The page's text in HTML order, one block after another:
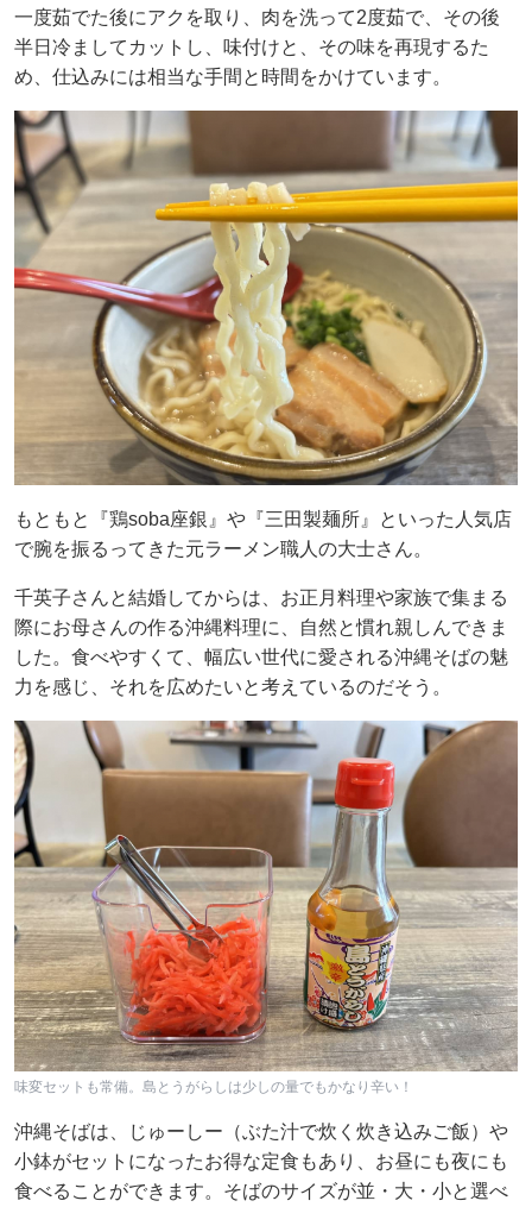
一度茹でた後にアクを取り、肉を洗って2度茹で、その後
半日冷ましてカットし、味付けと、その味を再現するた
め、仕込みには相当な手間と時間をかけています。
もともと『鶏soba座銀』や『三田製麺所』といった人気店
で腕を振るってきた元ラーメン職人の大士さん。
千英子さんと結婚してからは、お正月料理や家族で集まる
際にお母さんの作る沖縄料理に、自然と慣れ親しんできま
した。食べやすくて、幅広い世代に愛される沖縄そばの魅
力を感じ、それを広めたいと考えているのだそう。
味変セットも常備。島とうがらしは少しの量でもかなり辛い！
沖縄そばは、じゅーしー（ぶた汁で炊く炊き込みご飯）や
小鉢がセットになったお得な定食もあり、お昼にも夜にも
食べることができます。そばのサイズが並・大・小と選べ